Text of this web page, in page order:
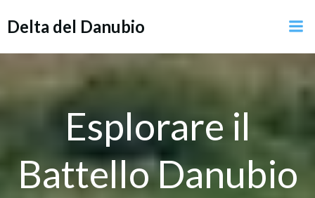
Delta del Danubio
Esplorare il
Battello Danubio